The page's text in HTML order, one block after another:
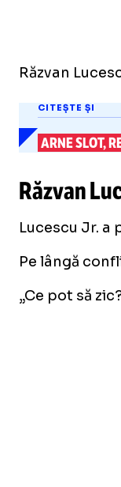
Răzvan
CITEȘTE ȘI
ARNE SLOT,
Răzvan
Lucescu Jr. a
Pe lângă
„Ce pot să